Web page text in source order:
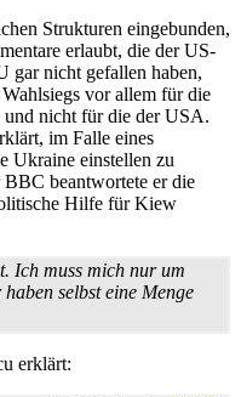
Strukturen eingebunden,
erlaubt, die der US-
gar nicht gefallen haben,
vor allem für die
und nicht für die der USA.
im Falle eines
Ukraine einstellen zu
beantwortete er die
Hilfe für Kiew
Ich muss mich nur um
selbst eine Menge
erklärt: